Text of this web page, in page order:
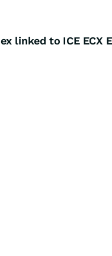
linked to ICE ECX